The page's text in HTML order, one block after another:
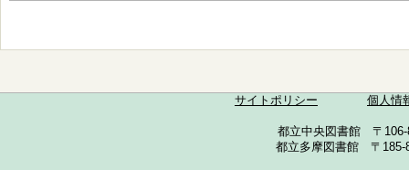
サイトポリシー 個人情
都立中央図書館 〒
都立多摩図書館 〒185-